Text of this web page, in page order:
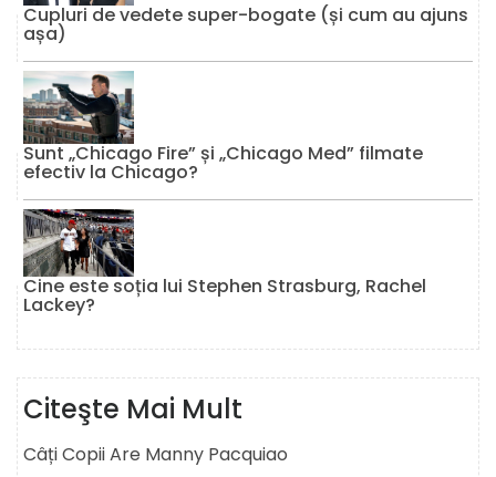
Cupluri de vedete super-bogate (și cum au ajuns
așa)
Sunt „Chicago Fire” și „Chicago Med” filmate
efectiv la Chicago?
Cine este soția lui Stephen Strasburg, Rachel
Lackey?
Citeşte Mai Mult
Câți Copii Are Manny Pacquiao